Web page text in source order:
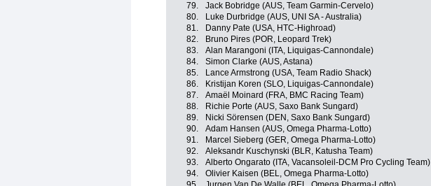
79.
Jack Bobridge (AUS, Team Garmin-Cervelo)
80.
Luke Durbridge (AUS, UNI SA - Australia)
81.
Danny Pate (USA, HTC-Highroad)
82.
Bruno Pires (POR, Leopard Trek)
83.
Alan Marangoni (ITA, Liquigas-Cannondale)
84.
Simon Clarke (AUS, Astana)
85.
Lance Armstrong (USA, Team Radio Shack)
86.
Kristijan Koren (SLO, Liquigas-Cannondale)
87.
Amaël Moinard (FRA, BMC Racing Team)
88.
Richie Porte (AUS, Saxo Bank Sungard)
89.
Nicki Sörensen (DEN, Saxo Bank Sungard)
90.
Adam Hansen (AUS, Omega Pharma-Lotto)
91.
Marcel Sieberg (GER, Omega Pharma-Lotto)
92.
Aleksandr Kuschynski (BLR, Katusha Team)
93.
Alberto Ongarato (ITA, Vacansoleil-DCM Pro Cycling Team)
94.
Olivier Kaisen (BEL, Omega Pharma-Lotto)